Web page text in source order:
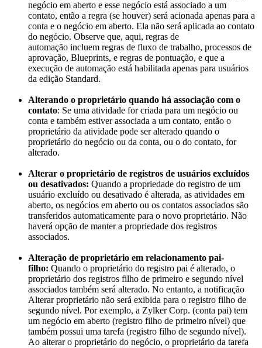
negócio em aberto e esse negócio está associado a um
contato, então a regra (se houver) será acionada apenas para a
conta e o negócio em aberto. Ela não será aplicada ao contato
do negócio. Observe que, aqui, regras de
automação incluem regras de fluxo de trabalho, processos de
aprovação, Blueprints, e regras de pontuação, e que a
execução de automação está habilitada apenas para usuários
da edição Standard.
Alterando o proprietário quando há associação com o
contato: Se uma atividade for criada para um negócio ou
conta e também estiver associada a um contato, então o
proprietário da atividade pode ser alterado quando o
proprietário do negócio ou da conta, ou o do contato, for
alterado.
Alterar o proprietário de registros de usuários excluídos
ou desativados: Quando a propriedade do registro de um
usuário excluído ou desativado é alterada, as atividades em
aberto, os negócios em aberto ou os contatos associados são
transferidos automaticamente para o novo proprietário. Não
haverá opção de manter a propriedade dos registros
associados.
Alteração de proprietário em relacionamento pai-
filho: Quando o proprietário do registro pai é alterado, o
proprietário dos registros filho de primeiro e segundo nível
associados também será alterado. No entanto, a notificação
Alterar proprietário não será exibida para o registro filho de
segundo nível. Por exemplo, a Zylker Corp. (conta pai) tem
um negócio em aberto (registro filho de primeiro nível) que
também possui uma tarefa (registro filho de segundo nível).
Ao alterar o proprietário do negócio, o proprietário da tarefa